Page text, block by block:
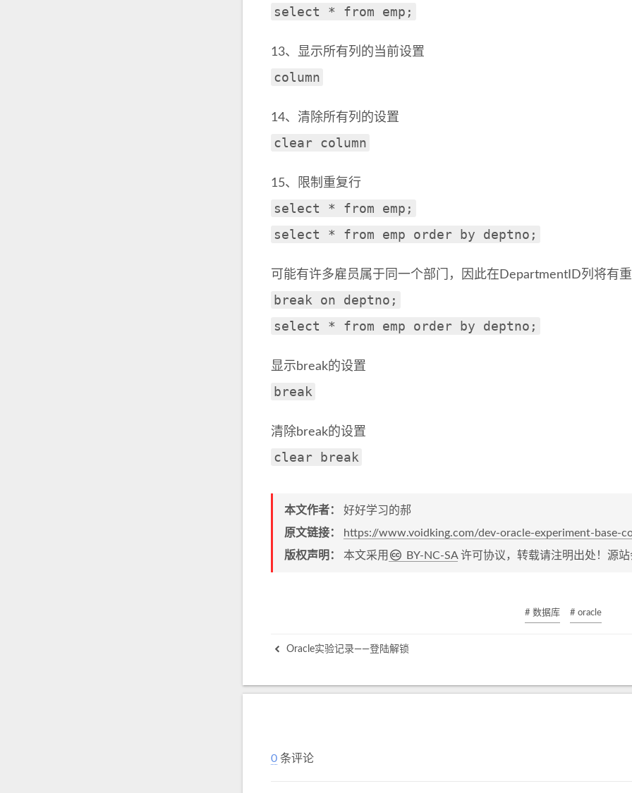
select * from emp;
13、显示所有列的当前设置
column
14、清除所有列的设置
clear column
15、限制重复行
select * from emp;
select * from emp order by deptno;
可能有许多雇员属于同一个部门，因此在DepartmentID列将有
break on deptno;
select * from emp order by deptno;
显示break的设置
break
清除break的设置
clear break
本文作者：
好好学习的郝
原文链接：
https://www.voidking.com/dev-oracle-experiment-base-
版权声明：
本文采用 BY-NC-SA许可协议，转载请注明出处！源
# 数据库 # oracle
Oracle实验记录——登陆解锁
0 条评论